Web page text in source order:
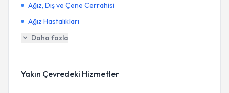
Ağız, Diş ve Çene Cerrahisi
Ağız Hastalıkları
Daha fazla
Yakın Çevredeki Hizmetler